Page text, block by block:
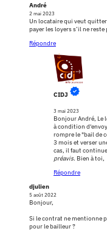
André
2 mai 2023
Un locataire qui veut
payer les loyers s’il ne
Répondre
CIDJ
3 mai 2023
Bonjour André, Le
à condition
rompre le "bail de
3 mois et verser
cas, il faut
préavis. Bien à toi,
Répondre
djulien
5 août 2022
Bonjour,
Si le contrat ne mentionne
pour le bailleur ?